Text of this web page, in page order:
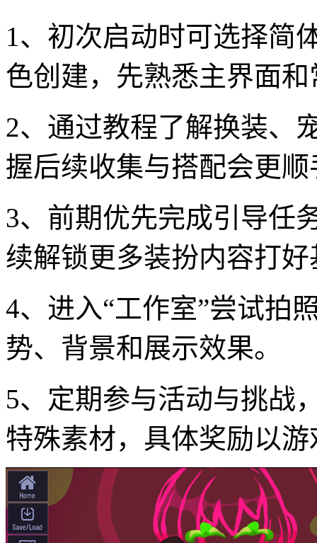
1、初次启动时可选择简
色创建，先熟悉主界面
2、通过教程了解换装、
握后续收集与搭配会更顺
3、前期优先完成引导任
续解锁更多装扮内容打好
4、进入“工作室”尝试拍
势、背景和展示效果。
5、定期参与活动与挑战
特殊素材，具体奖励以